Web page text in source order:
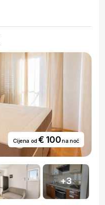
Cijena od€ 100na noć
+3